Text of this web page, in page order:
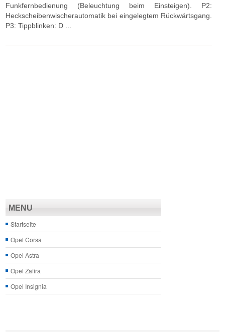
Funkfernbedienung (Beleuchtung beim Einsteigen). P2:
Heckscheibenwischerautomatik bei eingelegtem Rückwärtsgang.
P3: Tippblinken: D ...
MENU
Startseite
Opel Corsa
Opel Astra
Opel Zafira
Opel Insignia